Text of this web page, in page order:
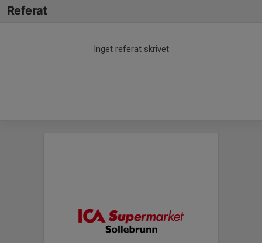
Referat
Inget referat skrivet